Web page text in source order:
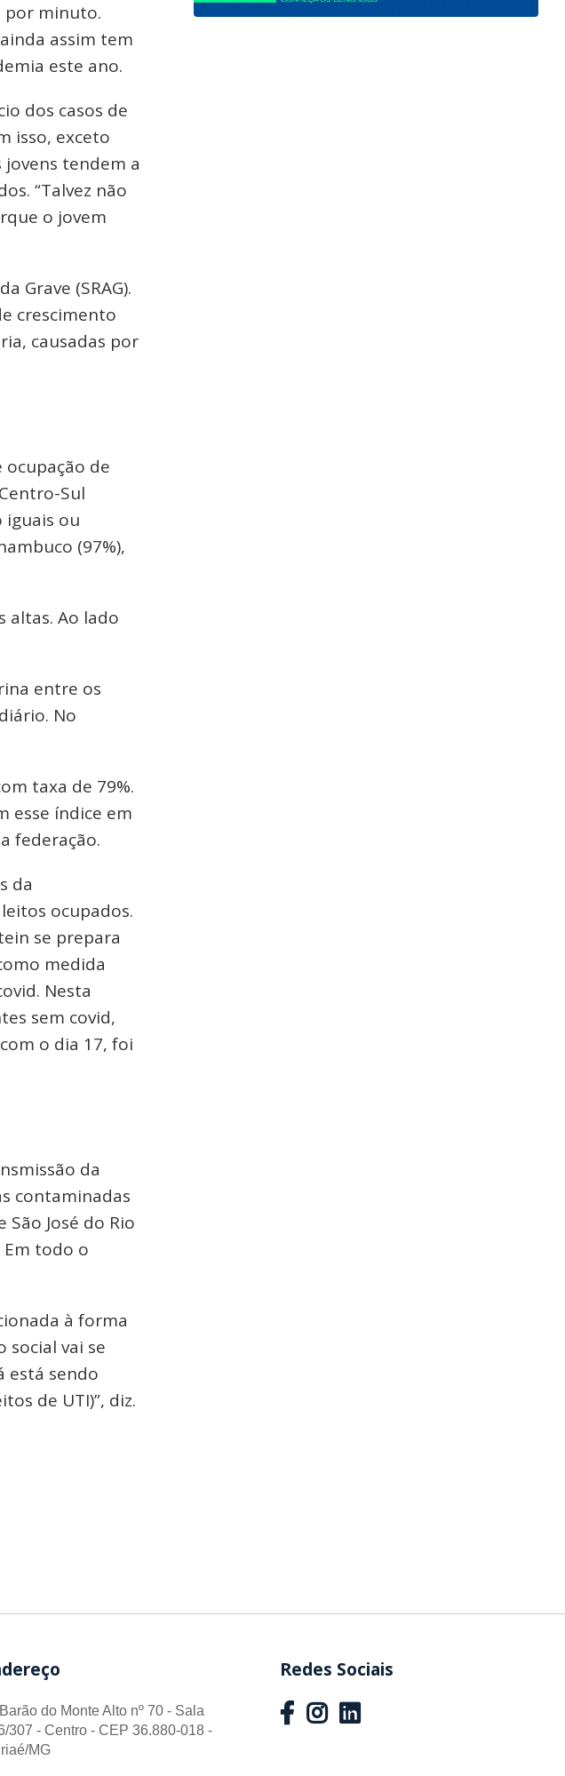
por minuto.
assim tem
este ano.
dos casos de
isso, exceto
tendem a
“Talvez não
o jovem
Grave (SRAG).
crescimento
causadas por
de
Sul
iguais ou
(97%),
altas. Ao lado
entre os
No
taxa de 79%.
esse índice em
federação.
da
ocupados.
se prepara
medida
Nesta
sem covid,
o dia 17, foi
da
contaminadas
José do Rio
todo o
à forma
social vai se
está sendo
de UTI)”, diz.
do Monte Alto nº 70 - Sala
307 - Centro - CEP 36.880-018 -
MG
Redes Sociais